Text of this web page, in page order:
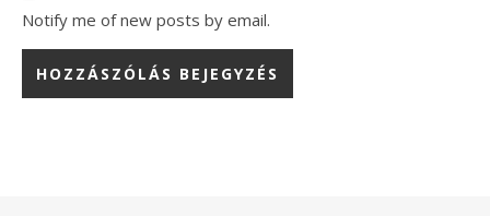
Notify me of new posts by email.